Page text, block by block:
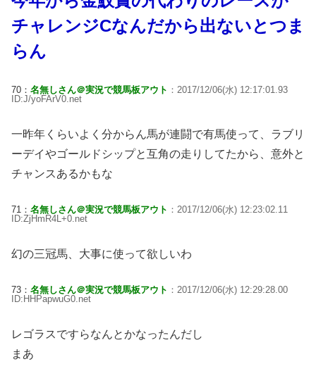
チャレンジCなんだから出ないとつま
らん
70： 名無しさん＠実況で競馬板アウト ：2017/12/06(水) 12:17:01.93
ID:J/yoFArV0.net
一昨年くらいよく分からん馬が連闘で有馬使って、ラブリ
ーデイやゴールドシップと互角の走りしてたから、意外と
チャンスあるかもな
71： 名無しさん＠実況で競馬板アウト ：2017/12/06(水) 12:23:02.11
ID:ZjHmR4L+0.net
幻の三冠馬、大事に使って欲しいわ
73： 名無しさん＠実況で競馬板アウト ：2017/12/06(水) 12:29:28.00
ID:HHPapwuG0.net
レゴラスですらなんとかなったんだし
まあ